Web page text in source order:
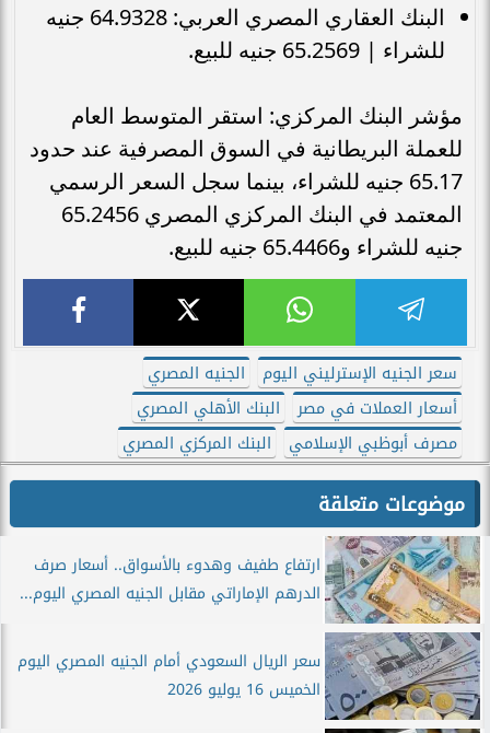
البنك العقاري المصري العربي: 64.9328 جنيه
للشراء | 65.2569 جنيه للبيع.
مؤشر البنك المركزي: استقر المتوسط العام
للعملة البريطانية في السوق المصرفية عند حدود
65.17 جنيه للشراء، بينما سجل السعر الرسمي
المعتمد في البنك المركزي المصري 65.2456
جنيه للشراء و65.4466 جنيه للبيع.
سعر الجنيه الإسترليني اليوم
الجنيه المصري
أسعار العملات في مصر
البنك الأهلي المصري
مصرف أبوظبي الإسلامي
البنك المركزي المصري
موضوعات متعلقة
ارتفاع طفيف وهدوء بالأسواق.. أسعار صرف
الدرهم الإماراتي مقابل الجنيه المصري اليوم...
سعر الريال السعودي أمام الجنيه المصري اليوم
الخميس 16 يوليو 2026